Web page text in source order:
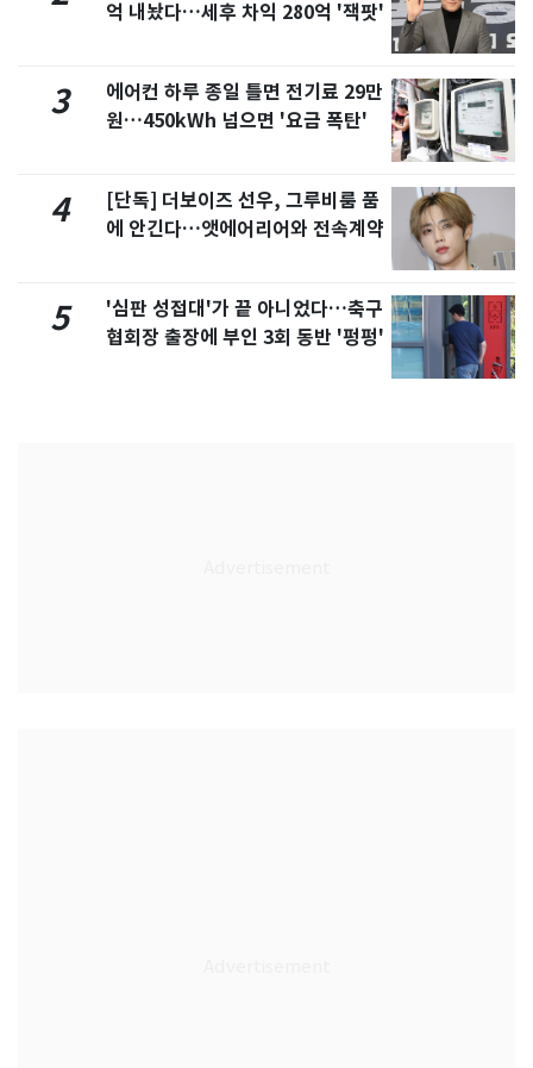
억 내놨다…세후 차익 280억 '잭팟'
3
에어컨 하루 종일 틀면 전기료 29만
원…450kWh 넘으면 '요금 폭탄'
4
[단독] 더보이즈 선우, 그루비룸 품
에 안긴다…앳에어리어와 전속계약
5
'심판 성접대'가 끝 아니었다…축구
협회장 출장에 부인 3회 동반 '펑펑'